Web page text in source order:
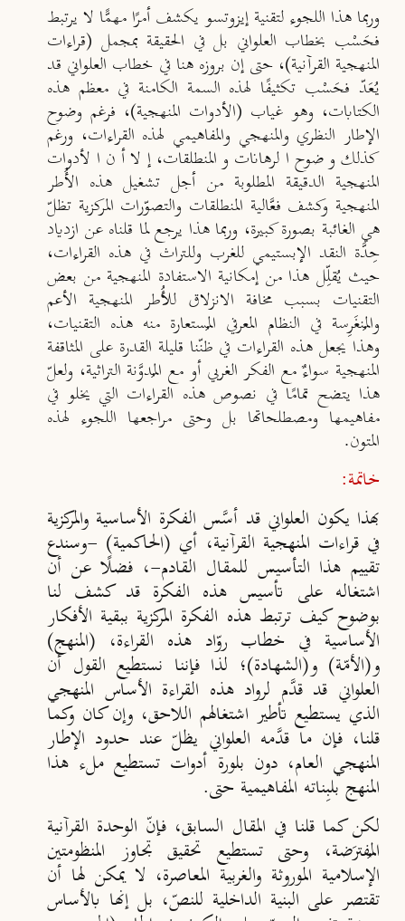
وربما هذا اللجوء لتقنية إيزوتسو يكشف أمرًا مهمًّا لا يرتبط
فحَسْب بخطاب العلواني بل في الحقيقة بمجمل (قراءات
المنهجية القرآنية)، حتى إن بروزه هنا في خطاب العلواني قد
يُعَدّ فحَسْب تكثيفًا لهذه السمة الكامنة في معظم هذه
الكتابات، وهو غياب (الأدوات المنهجية)، فرغم وضوح
الإطار النظري والمنهجي والمفاهيمي لهذه القراءات، ورغم
كذلك وضوح الرهانات والمنطلقات، إلا أن الأدوات
المنهجية الدقيقة المطلوبة من أجل تشغيل هذه الأُطر
المنهجية وكشف فعَّالية المنطلقات والتصوّرات المركزية تظلّ
هي الغائبة بصورة كبيرة، وربما هذا يرجع لما قلناه عن ازدياد
حِدَّة النقد الإبستيمي للغرب وللتراث في هذه القراءات،
حيث يُقلِّل هذا من إمكانية الاستفادة المنهجية من بعض
التقنيات بسبب مخافة الانزلاق للأُطر المنهجية الأعم
والمُنغَرِسة في النظام المعرفي المُستعارة منه هذه التقنيات،
وهذا يجعل هذه القراءات في ظنّنا قليلة القدرة على المثاقفة
المنهجية سواءٌ مع الفكر الغربي أو مع المُدوَّنة التراثية، ولعلّ
هذا يتضح تمامًا في نصوص هذه القراءات التي يخلو في
مفاهيمها ومصطلحاتها بل وحتى مراجعها اللجوء لهذه
المتون.
خاتمة:
بهذا يكون العلواني قد أسَّس الفكرة الأساسية والمركزية
في قراءات المنهجية القرآنية، أي (الحاكمية) -وسندع
تقييم هذا التأسيس للمقال القادم-، فضلًا عن أن
اشتغاله على تأسيس هذه الفكرة قد كشف لنا
بوضوح كيف ترتبط هذه الفكرة المركزية ببقية الأفكار
الأساسية في خطاب روّاد هذه القراءة، (المنهج)
و(الأمّة) و(الشهادة)؛ لذا فإننا نستطيع القول أن
العلواني قد قدَّم لرواد هذه القراءة الأساس المنهجي
الذي يستطيع تأطير اشتغالهم اللاحق، وإن كان وكما
قلنا، فإن ما قدَّمه العلواني يظلّ عند حدود الإطار
المنهجي العام، دون بلورة أدوات تستطيع ملء هذا
المنهج بلبِناته المفاهيمية حتى.
لكن كما قلنا في المقال السابق، فإنّ الوحدة القرآنية
المُفترَضة، وحتى تستطيع تحقيق تجاوز المنظومتين
الإسلامية الموروثة والغربية المعاصرة، لا يمكن لها أن
تقتصر على البنية الداخلية للنصّ، بل إنها بالأساس